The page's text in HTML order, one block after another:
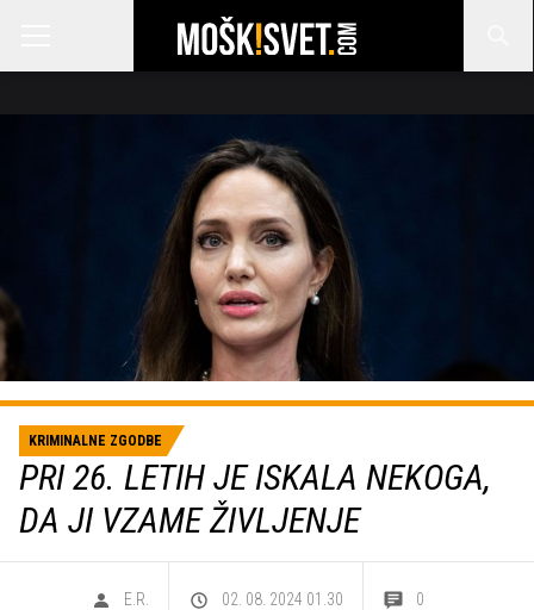
KRIMINALNE ZGODBE
PRI 26. LETIH JE ISKALA NEKOGA,
DA JI VZAME ŽIVLJENJE
E.R. 02. 08. 2024 01.30 0